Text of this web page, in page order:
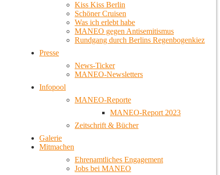
Kiss Kiss Berlin
Schöner Cruisen
Was ich erlebt habe
MANEO gegen Antisemitismus
Rundgang durch Berlins Regenbogenkiez
Presse
News-Ticker
MANEO-Newsletters
Infopool
MANEO-Reporte
MANEO-Report 2023
Zeitschrift & Bücher
Galerie
Mitmachen
Ehrenamtliches Engagement
Jobs bei MANEO